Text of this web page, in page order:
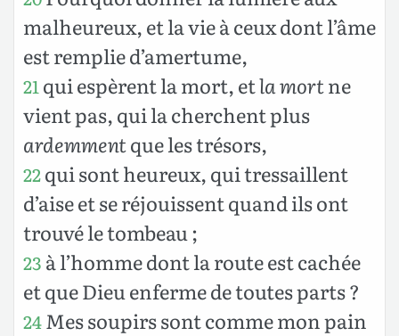
malheureux, et la vie à ceux dont l’âme
est remplie d’amertume,
21qui espèrent la mort, etla mortne
vient pas, qui la cherchent plus
ardemmentque les trésors,
22qui sont heureux, qui tressaillent
d’aise et se réjouissent quand ils ont
trouvé le tombeau ;
23 à l’homme dont la route est cachée
et que Dieu enferme de toutes parts ?
24Mes soupirs sont comme mon pain